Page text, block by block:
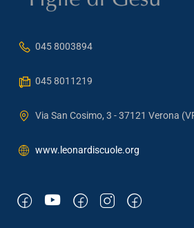
045 8003894
045 8011219
Via San Cosimo, 3 - 37121 Verona
www.leonardiscuole.org